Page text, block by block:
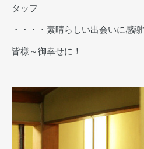
タッフ
・・・・素晴らしい出会いに感謝
皆様～御幸せに！